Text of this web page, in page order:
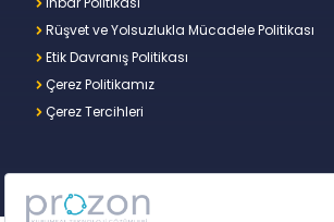
Rüşvet ve Yolsuzlukla Mücadele Politikası
Etik Davranış Politikası
Çerez Politikamız
Çerez Tercihleri